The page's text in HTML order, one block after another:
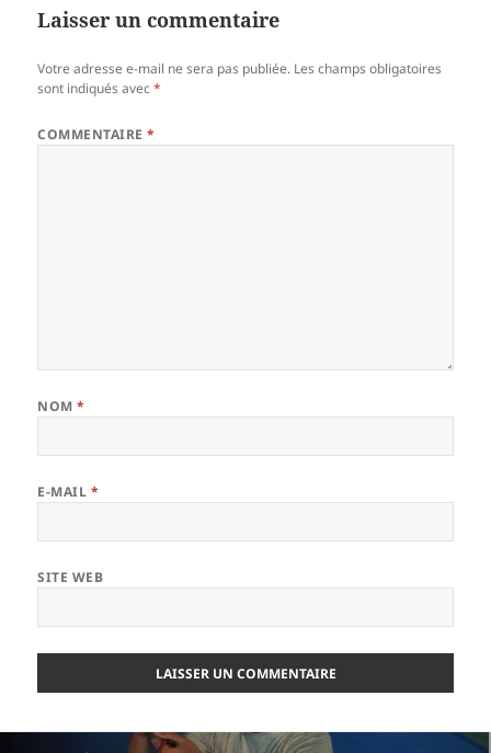
Laisser un commentaire
Votre adresse e-mail ne sera pas publiée. Les champs obligatoires
sont indiqués avec*
COMMENTAIRE*
NOM*
E-MAIL *
SITE WEB